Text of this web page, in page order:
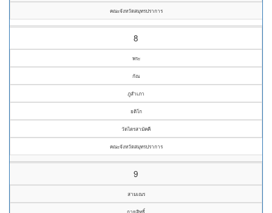
คณะจังหวัดสมุทรปราการ
8
พระ
กัณ
ภูสำเภา
ยติโก
วัดไตรสามัคคี
คณะจังหวัดสมุทรปราการ
9
สามเณร
กายสิทธิ์